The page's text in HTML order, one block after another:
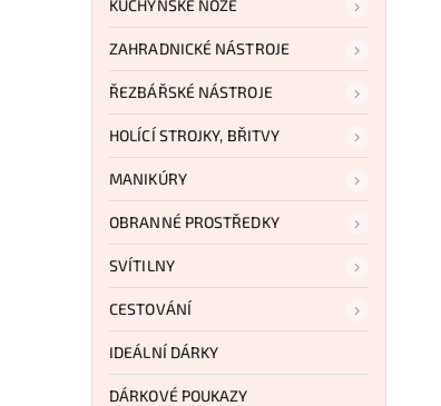
KUCHYŇSKÉ NOŽE
ZAHRADNICKÉ NÁSTROJE
ŘEZBÁŘSKÉ NÁSTROJE
HOLÍCÍ STROJKY, BŘITVY
MANIKÚRY
OBRANNÉ PROSTŘEDKY
SVÍTILNY
CESTOVÁNÍ
IDEÁLNÍ DÁRKY
DÁRKOVÉ POUKAZY